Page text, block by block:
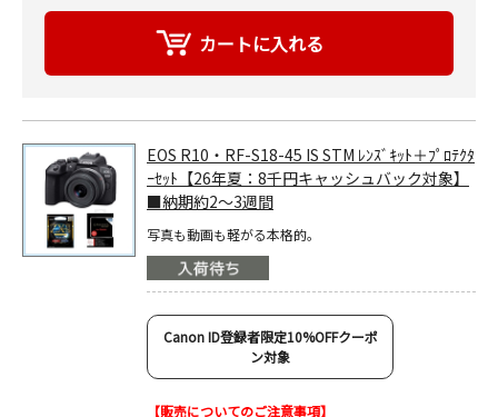
EOS R10・RF-S18-45 IS STM ﾚﾝｽﾞｷｯﾄ＋ﾌﾟﾛﾃｸﾀ
ｰｾｯﾄ【26年夏：8千円キャッシュバック対象】
■納期約2～3週間
写真も動画も軽がる本格的。
Canon ID登録者限定10%OFFクーポ
ン対象
【販売についてのご注意事項】